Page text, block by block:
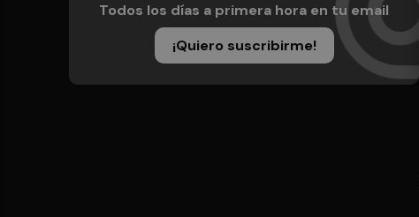
Todos los días a primera hora en tu email
¡Quiero suscribirme!